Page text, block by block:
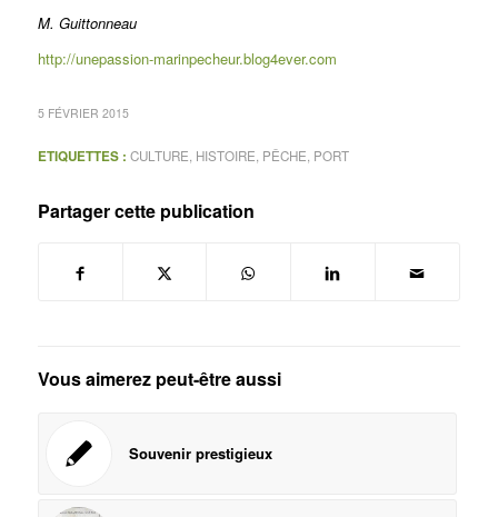
M. Guittonneau
http://unepassion-marinpecheur.blog4ever.com
5 FÉVRIER 2015
ETIQUETTES : CULTURE, HISTOIRE, PÊCHE, PORT
Partager cette publication
Vous aimerez peut-être aussi
Souvenir prestigieux